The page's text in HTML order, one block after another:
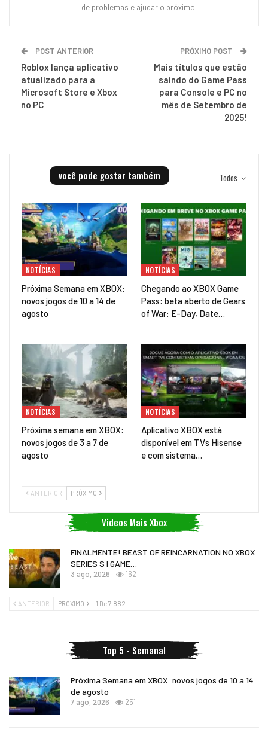
de problemas e ajudar o próximo.
POST ANTERIOR
Roblox lança aplicativo
atualizado para a
Microsoft Store e Xbox
no PC
PRÓXIMO POST
Mais títulos que estão
saindo do Game Pass
para Console e PC no
mês de Setembro de
2025!
Todos
você pode gostar também
NOTÍCIAS
Próxima Semana em XBOX:
novos jogos de 10 a 14 de
agosto
NOTÍCIAS
Chegando ao XBOX Game
Pass: beta aberto de Gears
of War: E-Day, Date…
NOTÍCIAS
Próxima semana em XBOX:
novos jogos de 3 a 7 de
agosto
NOTÍCIAS
Aplicativo XBOX está
disponível em TVs Hisense
e com sistema…
ANTERIOR PRÓXIMO
Videos Mais Xbox
FINALMENTE! BEAST OF REINCARNATION NO XBOX
SERIES S | GAME…
3 ago, 2026 162
ANTERIOR PRÓXIMO 1 De 7.882
Top 5 - Semanal
Próxima Semana em XBOX: novos jogos de 10 a 14
de agosto
7 ago, 2026 251